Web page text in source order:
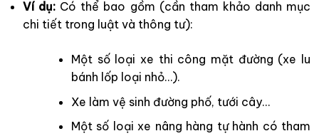
Ví dụ: Có thể bao gồm (cần tham khảo danh mục
chi tiết trong luật và thông tư):
Một số loại xe thi công mặt đường (xe lu
bánh lốp loại nhỏ…).
Xe làm vệ sinh đường phố, tưới cây…
Một số loại xe nâng hàng tự hành có tham